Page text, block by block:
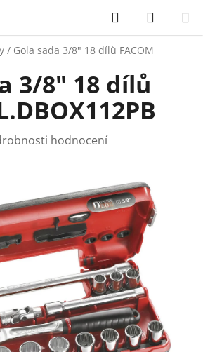
Hledat
KOŠÍK
/ Gola sada 3/8" 18 dílů FACOM
3/8" 18 dílů
hodnocení